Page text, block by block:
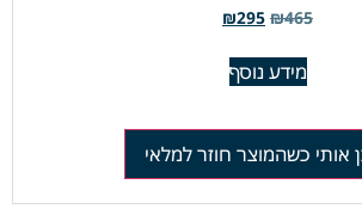
₪465
₪295
מידע נוסף
אותי כשהמוצר חוזר למלאי